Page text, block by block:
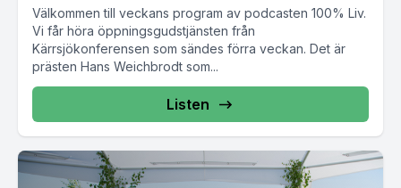
Välkommen till veckans program av podcasten 100% Liv.
Vi får höra öppningsgudstjänsten från
Kärrsjökonferensen som sändes förra veckan. Det är
prästen Hans Weichbrodt som...
Listen